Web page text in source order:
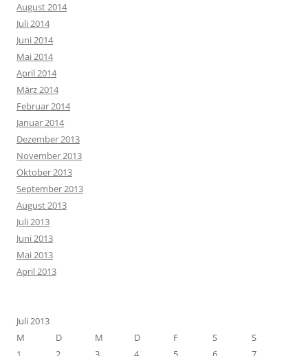
August 2014
Juli 2014
Juni 2014
Mai 2014
April 2014
März 2014
Februar 2014
Januar 2014
Dezember 2013
November 2013
Oktober 2013
September 2013
August 2013
Juli 2013
Juni 2013
Mai 2013
April 2013
Juli 2013
M
D M D F S
S